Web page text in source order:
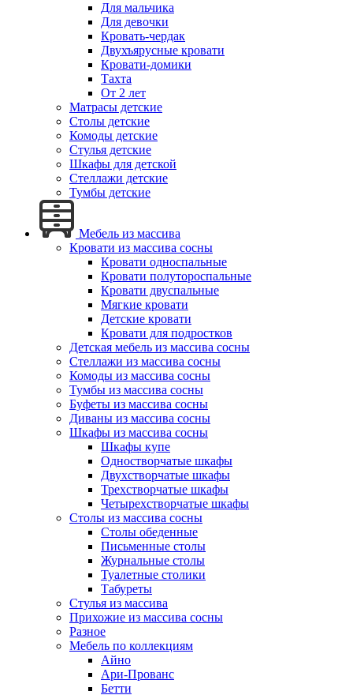
Для мальчика
Для девочки
Кровать-чердак
Двухъярусные кровати
Кровати-домики
Тахта
От 2 лет
Матрасы детские
Столы детские
Комоды детские
Стулья детские
Шкафы для детской
Стеллажи детские
Тумбы детские
Мебель из массива
Кровати из массива сосны
Кровати односпальные
Кровати полутороспальные
Кровати двуспальные
Мягкие кровати
Детские кровати
Кровати для подростков
Детская мебель из массива сосны
Стеллажи из массива сосны
Комоды из массива сосны
Тумбы из массива сосны
Буфеты из массива сосны
Диваны из массива сосны
Шкафы из массива сосны
Шкафы купе
Одностворчатые шкафы
Двухстворчатые шкафы
Трехстворчатые шкафы
Четырехстворчатые шкафы
Столы из массива сосны
Столы обеденные
Письменные столы
Журнальные столы
Туалетные столики
Табуреты
Стулья из массива
Прихожие из массива сосны
Разное
Мебель по коллекциям
Айно
Ари-Прованс
Бетти